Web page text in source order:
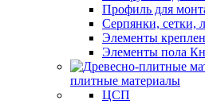
Профиль для
Серпянки, сетки,
Элементы
Элементы пола
плитные материалы
ЦСП